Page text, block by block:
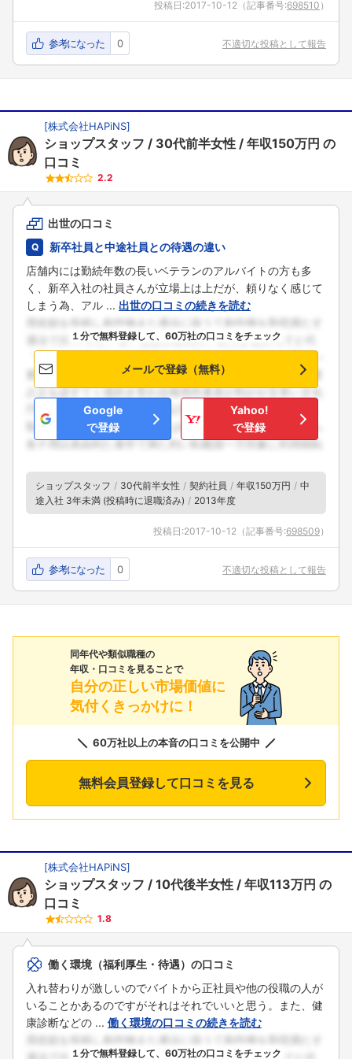
投稿日:2017-10-12 （記事番号:698510 ）
参考になった 0 不適切な投稿として報告
[株式会社HAPiNS]
ショップスタッフ 30代前半女性 年収150万円 の
口コミ
2.2
出世の口コミ
新卒社員と中途社員との待遇の違い
店舗内には勤続年数の長いベテランのアルバイトの方も多
く、新卒入社の社員さんが立場上は上だが、頼りなく感じて
しまう為、アル ... 出世の口コミの続きを読む
１分で無料登録して、60万社の口コミをチェック
メールで登録（無料）
Google
で登録
Yahoo!
で登録
ショップスタッフ 30代前半女性 契約社員 年収150万円
中
途入社 3年未満 (投稿時に退職済み)
2013年度
投稿日:2017-10-12 （記事番号:698509）
参考になった 0 不適切な投稿として報告
同年代や類似職種の
年収・口コミを見ることで
自分の正しい市場価値に
気付くきっかけに！
60万社以上の本音の口コミを公開中
無料会員登録して口コミを見る
[株式会社HAPiNS]
ショップスタッフ 10代後半女性 年収113万円 の
口コミ
1.8
働く環境（福利厚生・待遇）の口コミ
入れ替わりが激しいのでバイトから正社員や他の役職の人が
いることかあるのですがそれはそれでいいと思う。また、健
康診断などの ... 働く環境の口コミの続きを読む
１分で無料登録して、60万社の口コミをチェック